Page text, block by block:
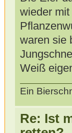
wieder
waren sie
Weiß
Ein
Re: Ist